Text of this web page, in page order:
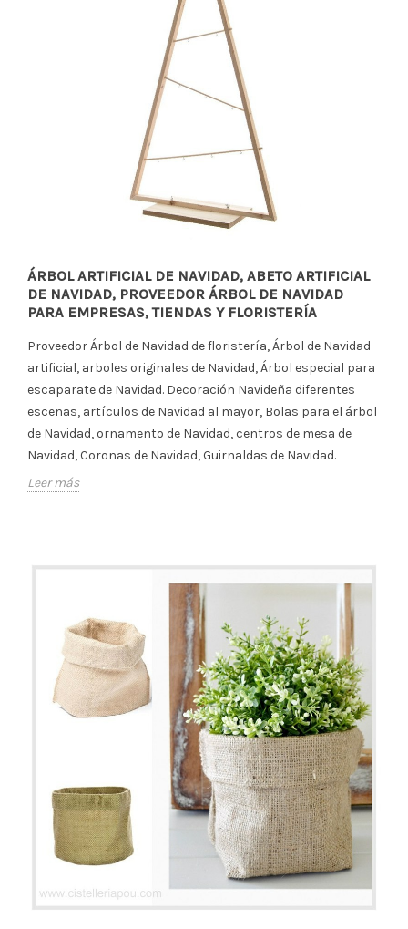
ÁRBOL ARTIFICIAL DE NAVIDAD, ABETO ARTIFICIAL
DE NAVIDAD, PROVEEDOR ÁRBOL DE NAVIDAD
PARA EMPRESAS, TIENDAS Y FLORISTERÍA
Proveedor Árbol de Navidad de floristería, Árbol de Navidad
artificial, arboles originales de Navidad, Árbol especial para
escaparate de Navidad. Decoración Navideña diferentes
escenas, artículos de Navidad al mayor, Bolas para el árbol
de Navidad, ornamento de Navidad, centros de mesa de
Navidad, Coronas de Navidad, Guirnaldas de Navidad.
Leer más